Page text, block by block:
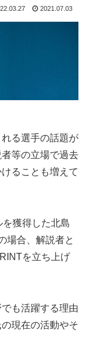
2021.07.03
る選手の話題が
等の立場で過去
ることも増えて
獲得した北島
場合、解説者と
を立ち上げ
も活躍する理由
現在の活動やそ